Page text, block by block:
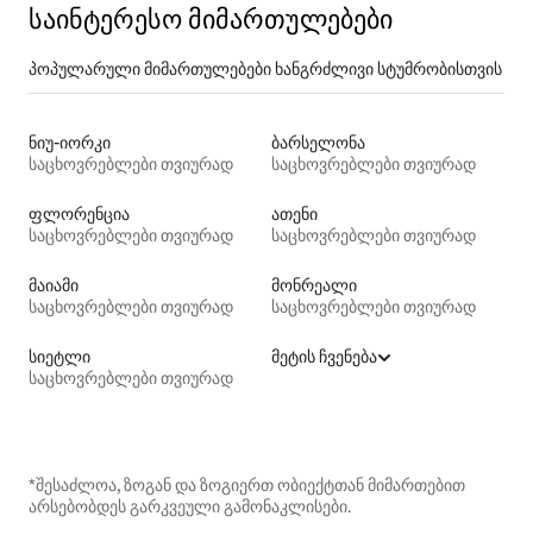
საინტერესო მიმართულებები
პოპულარული მიმართულებები ხანგრძლივი სტუმრობისთვის
ნიუ-იორკი
საცხოვრებლები თვიურად
ბარსელონა
საცხოვრებლები თვიურად
ფლორენცია
საცხოვრებლები თვიურად
ათენი
საცხოვრებლები თვიურად
მაიამი
საცხოვრებლები თვიურად
მონრეალი
საცხოვრებლები თვიურად
სიეტლი
საცხოვრებლები თვიურად
მეტის ჩვენება
*შესაძლოა, ზოგან და ზოგიერთ ობიექტთან მიმართებით
არსებობდეს გარკვეული გამონაკლისები.